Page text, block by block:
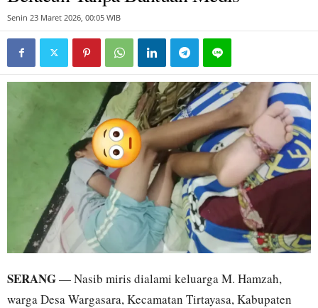
Senin 23 Maret 2026, 00:05 WIB
SERANG— Nasib miris dialami keluarga M. Hamzah,
warga Desa Wargasara, Kecamatan Tirtayasa, Kabupaten